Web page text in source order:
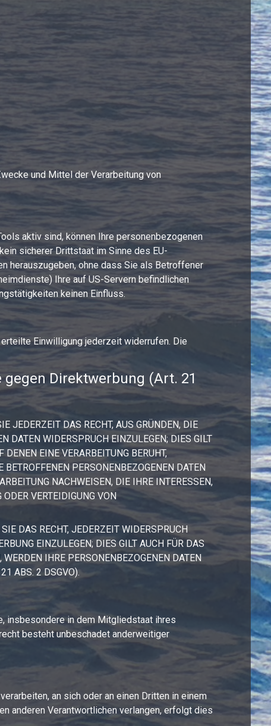
und Mittel der Verarbeitung von
aktiv sind, können Ihre personenbezogenen
sicherer Drittstaat im Sinne des EU-
herauszugeben, ohne dass Sie als Betroffener
Ihre auf US-Servern befindlichen
keinen Einfluss.
Einwilligung jederzeit widerrufen. Die
Direktwerbung (Art. 21
JEDERZEIT DAS RECHT, AUS GRÜNDEN, DIE
DATEN WIDERSPRUCH EINZULEGEN; DIES GILT
EINE VERARBEITUNG BERUHT,
PERSONENBEZOGENEN DATEN
NACHWEISEN, DIE IHRE INTERESSEN,
VERTEIDIGUNG VON
DAS RECHT, JEDERZEIT WIDERSPRUCH
EINZULEGEN; DIES GILT AUCH FÜR DAS
IHRE PERSONENBEZOGENEN DATEN
ABS. 2 DSGVO).
insbesondere in dem Mitgliedstaat ihres
besteht unbeschadet anderweitiger
an sich oder an einen Dritten in einem
anderen Verantwortlichen verlangen, erfolgt dies